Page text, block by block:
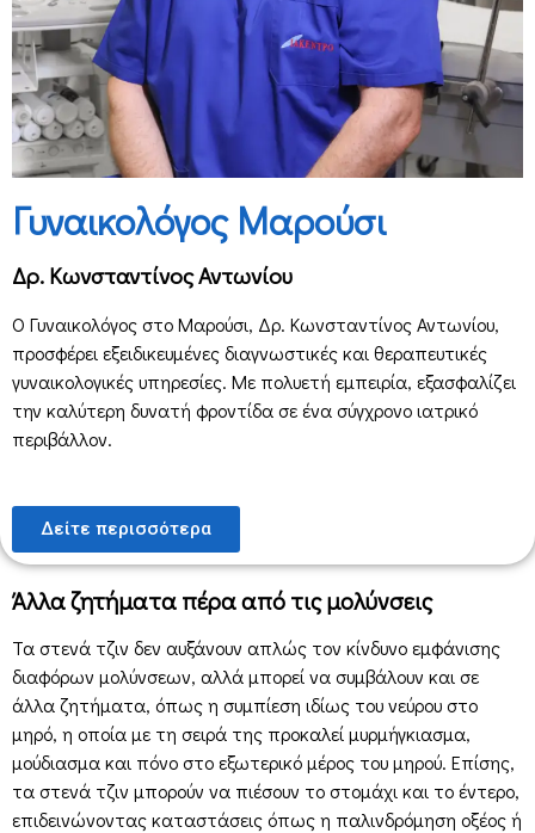
Γυναικολόγος Μαρούσι
Δρ. Κωνσταντίνος Αντωνίου
Ο Γυναικολόγος στο Μαρούσι, Δρ. Κωνσταντίνος Αντωνίου,
προσφέρει εξειδικευμένες διαγνωστικές και θεραπευτικές
γυναικολογικές υπηρεσίες. Με πολυετή εμπειρία, εξασφαλίζει
την καλύτερη δυνατή φροντίδα σε ένα σύγχρονο ιατρικό
περιβάλλον.
Δείτε περισσότερα
Άλλα ζητήματα πέρα από τις μολύνσεις
Τα στενά τζιν δεν αυξάνουν απλώς τον κίνδυνο εμφάνισης
διαφόρων μολύνσεων, αλλά μπορεί να συμβάλουν και σε
άλλα ζητήματα, όπως η συμπίεση ιδίως του νεύρου στο
μηρό, η οποία με τη σειρά της προκαλεί μυρμήγκιασμα,
μούδιασμα και πόνο στο εξωτερικό μέρος του μηρού. Επίσης,
τα στενά τζιν μπορούν να πιέσουν το στομάχι και το έντερο,
επιδεινώνοντας καταστάσεις όπως η παλινδρόμηση οξέος ή